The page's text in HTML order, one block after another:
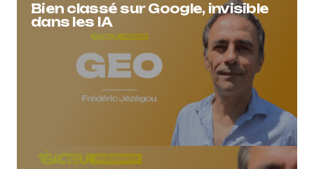
Bien classé sur Google, invisible
dans les IA